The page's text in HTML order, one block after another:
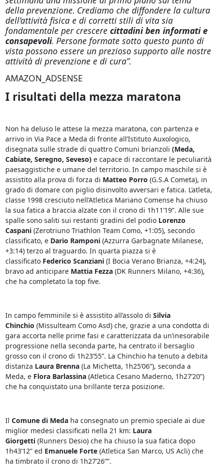
della prevenzione. Crediamo che diffondere la cultura
dell’attività fisica e di corretti stili di vita sia
fondamentale per crescere cittadini ben informati e
consapevoli. Persone formate sotto questo punto di
vista possono essere un prezioso supporto alle nostre
attività di prevenzione e di cura”.
AMAZON_ADSENSE
I risultati della mezza maratona
Non ha deluso le attese la mezza maratona, con partenza e
arrivo in Via Pace a Meda di fronte all’Istituto Auxologico,
disegnata sulle strade di quattro Comuni brianzoli (Meda,
Cabiate, Seregno, Seveso)e capace di raccontare le peculiarità
paesaggistiche e umane del territorio. In campo maschile si è
assistito alla prova di forza di Matteo Porro (G.S.A Cometa), in
grado di domare con piglio disinvolto avversari e fatica. L’atleta,
classe 1998 cresciuto nell’Atletica Mariano Comense ha chiuso
la sua fatica a braccia alzate con il crono di 1h11’19”. Alle sue
spalle sono saliti sui restanti gradini del podio Lorenzo
Caspani(Zerotriuno Triathlon Team Como, +1:05), secondo
classificato, e Dario Ramponi(Azzurra Garbagnate Milanese,
+3:14) terzo al traguardo. In quarta piazza si è
classificato Federico Scanziani(I Bocia Verano Brianza, +4:24),
bravo ad anticipare Mattia Fezza(DK Runners Milano, +4:36),
che ha completato la top five.
In campo femminile si è assistito all’assolo di Silvia
Chinchio (Missulteam Como Asd) che, grazie a una condotta di
gara accorta nelle prime fasi e caratterizzata da un’inesorabile
progressione nella seconda parte, ha centrato il bersaglio
grosso con il crono di 1h23’55”. La Chinchio ha tenuto a debita
distanza Laura Brenna(La Michetta, 1h25’06”), seconda a
Meda, e Flora Barlassina(Atletica Cesano Maderno, 1h27’20”)
che ha conquistato una brillante terza posizione.
Il Comune di Medaha consegnato un premio speciale ai due
miglior medesi classificati nella 21 km: Laura
Giorgetti(Runners Desio) che ha chiuso la sua fatica dopo
1h43’12” ed Emanuele Forte(Atletica San Marco, US Acli) che
ha timbrato il crono di 1h27’26””.